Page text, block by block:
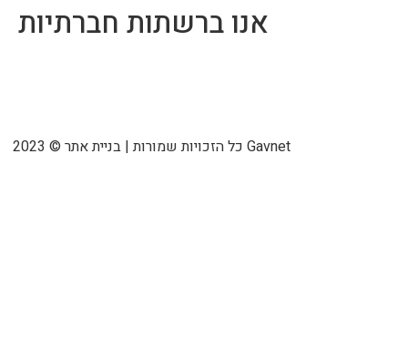
אנו ברשתות חברתיות
2023 © כל הזכויות שמורות | בניית אתר Gavnet